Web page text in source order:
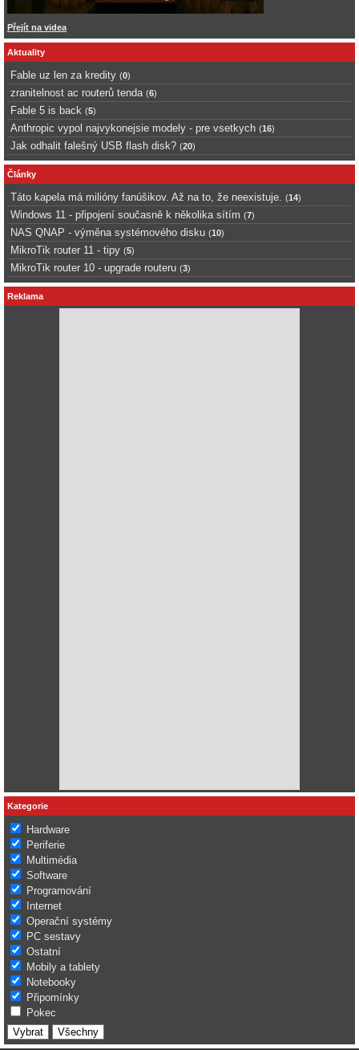
Přejít na videa
Aktuality
Fable uz len za kredity (0)
zranitelnost ac routerů tenda (6)
Fable 5 is back (5)
Anthropic vypol najvykonejsie modely - pre vsetkych (16)
Jak odhalit falešný USB flash disk? (20)
Články
Táto kapela má milióny fanúšikov. Až na to, že neexistuje. (14)
Windows 11 - připojení současně k několika sítím (7)
NAS QNAP - výměna systémového disku (10)
MikroTik router 11 - tipy (5)
MikroTik router 10 - upgrade routeru (3)
Reklama
Kategorie
Hardware
Periferie
Multimédia
Software
Programování
Internet
Operační systémy
PC sestavy
Ostatní
Mobily a tablety
Notebooky
Připomínky
Pokec